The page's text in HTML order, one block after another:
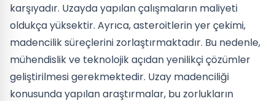
karşıyadır. Uzayda yapılan çalışmaların maliyeti
oldukça yüksektir. Ayrıca, asteroitlerin yer çekimi,
madencilik süreçlerini zorlaştırmaktadır. Bu nedenle,
mühendislik ve teknolojik açıdan yenilikçi çözümler
geliştirilmesi gerekmektedir. Uzay madenciliği
konusunda yapılan araştırmalar, bu zorlukların